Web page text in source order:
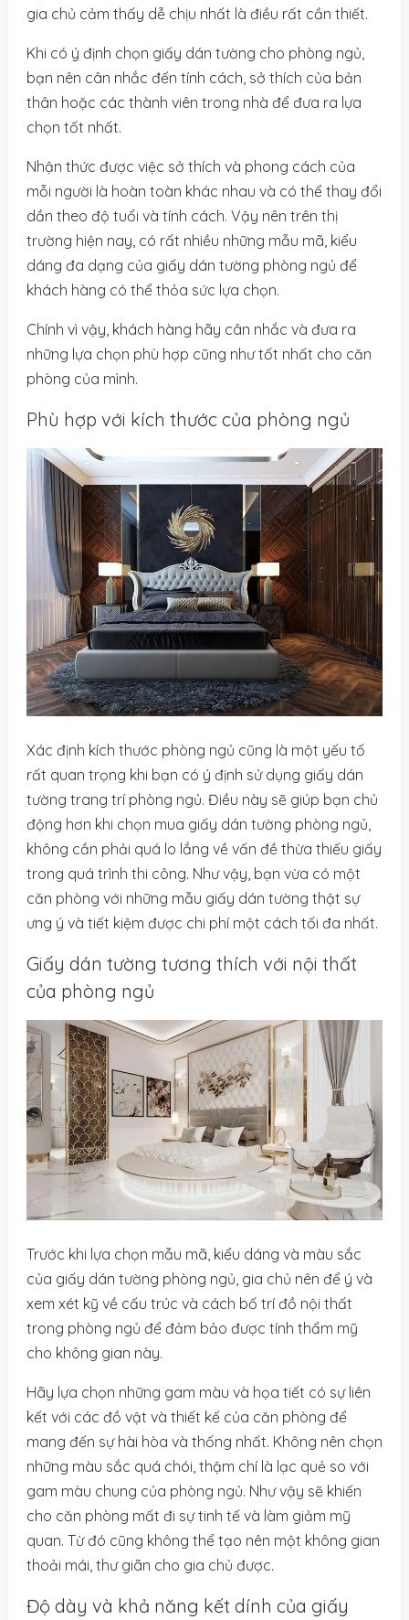
gia chủ cảm thấy dễ chịu nhất là điều rất cần thiết.
Khi có ý định chọn giấy dán tường cho phòng ngủ,
bạn nên cân nhắc đến tính cách, sở thích của bản
thân hoặc các thành viên trong nhà để đưa ra lựa
chọn tốt nhất.
Nhận thức được việc sở thích và phong cách của
mỗi người là hoàn toàn khác nhau và có thể thay đổi
dần theo độ tuổi và tính cách. Vậy nên trên thị
trường hiện nay, có rất nhiều những mẫu mã, kiểu
dáng đa dạng của giấy dán tường phòng ngủ để
khách hàng có thể thỏa sức lựa chọn.
Chính vì vậy, khách hàng hãy cân nhắc và đưa ra
những lựa chọn phù hợp cũng như tốt nhất cho căn
phòng của mình.
Phù hợp với kích thước của phòng ngủ
Xác định kích thước phòng ngủ cũng là một yếu tố
rất quan trọng khi bạn có ý định sử dụng giấy dán
tường trang trí phòng ngủ. Điều này sẽ giúp bạn chủ
động hơn khi chọn mua giấy dán tường phòng ngủ,
không cần phải quá lo lắng về vấn đề thừa thiếu giấy
trong quá trình thi công. Như vậy, bạn vừa có một
căn phòng với những mẫu giấy dán tường thật sự
ưng ý và tiết kiệm được chi phí một cách tối đa nhất.
Giấy dán tường tương thích với nội thất
của phòng ngủ
Trước khi lựa chọn mẫu mã, kiểu dáng và màu sắc
của giấy dán tường phòng ngủ, gia chủ nên để ý và
xem xét kỹ về cấu trúc và cách bố trí đồ nội thất
trong phòng ngủ để đảm bảo được tính thẩm mỹ
cho không gian này.
Hãy lựa chọn những gam màu và họa tiết có sự liên
kết với các đồ vật và thiết kế của căn phòng để
mang đến sự hài hòa và thống nhất. Không nên chọn
những màu sắc quá chói, thậm chí là lạc quẻ so với
gam màu chung của phòng ngủ. Như vậy sẽ khiến
cho căn phòng mất đi sự tinh tế và làm giảm mỹ
quan. Từ đó cũng không thể tạo nên một không gian
thoải mái, thư giãn cho gia chủ được.
Độ dày và khả năng kết dính của giấy